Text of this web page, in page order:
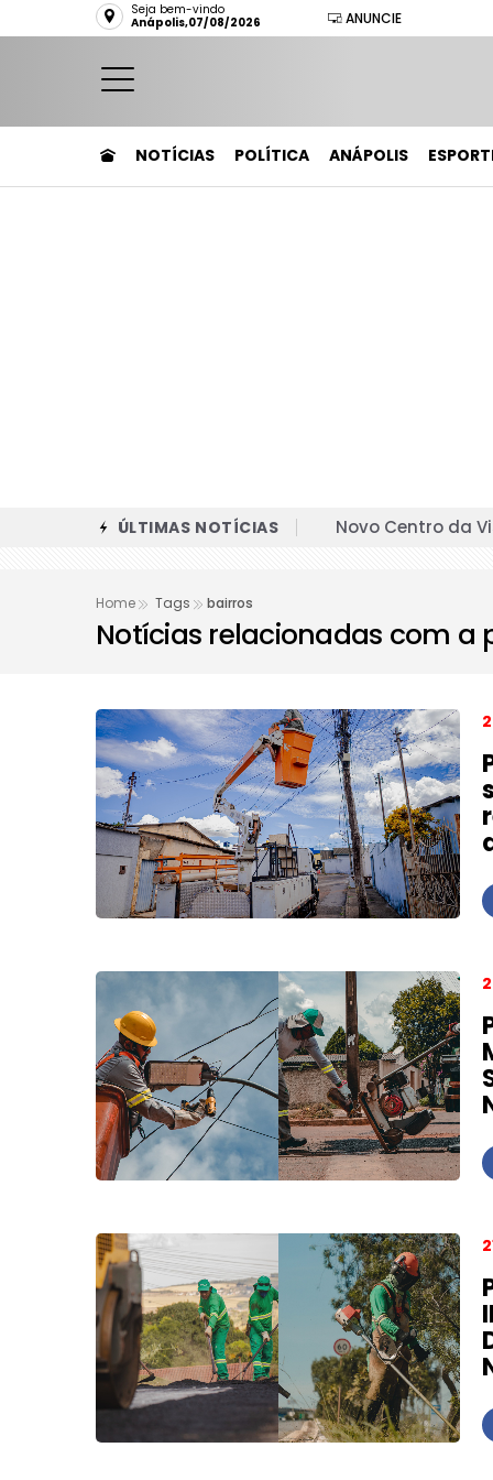
Seja bem-vindo
Anápolis,07/08/2026
ANUNCIE
NOTÍCIAS POLÍTICA ANÁPOLIS
ÚLTIMAS NOTÍCIAS
Novo Centro da
Ginásio
Curta inspirado
Zap da
os horários
Desfile dos 119
Anápolis celebra
Último dia:
Última chance:
entrada
Home Tags bairros
Notícias relacionadas com a